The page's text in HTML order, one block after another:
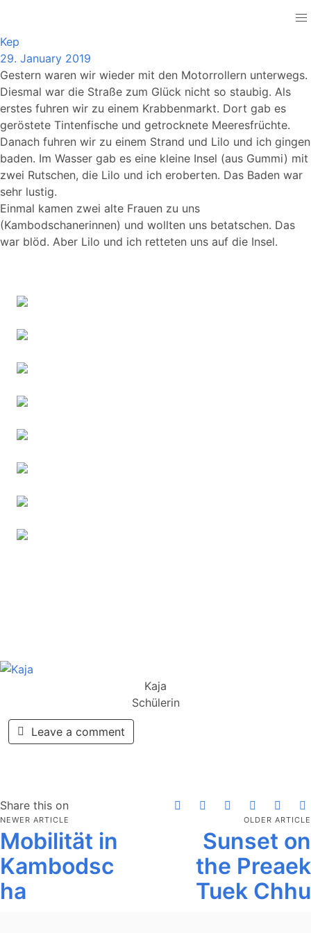
Kep
29. January 2019
Gestern waren wir wieder mit den Motorrollern unterwegs.
Diesmal war die Straße zum Glück nicht so staubig. Als
erstes fuhren wir zu einem Krabbenmarkt. Dort gab es
geröstete Tintenfische und getrocknete Meeresfrüchte.
Danach fuhren wir zu einem Strand und Lilo und ich gingen
baden. Im Wasser gab es eine kleine Insel (aus Gummi) mit
zwei Rutschen, die Lilo und ich eroberten. Das Baden war
sehr lustig.
Einmal kamen zwei alte Frauen zu uns
(Kambodschanerinnen) und wollten uns betatschen. Das
war blöd. Aber Lilo und ich retteten uns auf die Insel.
Kaja
Schülerin
Leave a comment
Share this on
NEWER ARTICLE
Mobilität in
Kambodsc
ha
OLDER ARTICLE
Sunset on
the Preaek
Tuek Chhu